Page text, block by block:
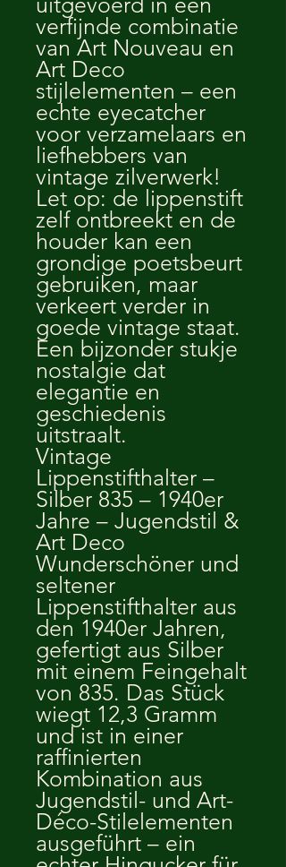
verfijnde combinatie
van Art Nouveau en
Art Deco
stijlelementen – een
echte eyecatcher
voor verzamelaars en
liefhebbers van
vintage zilverwerk!
Let op: de lippenstift
zelf ontbreekt en de
houder kan een
grondige poetsbeurt
gebruiken, maar
verkeert verder in
goede vintage staat.
Een bijzonder stukje
nostalgie dat
elegantie en
geschiedenis
uitstraalt.
Vintage
Lippenstifthalter –
Silber 835 – 1940er
Jahre – Jugendstil &
Art Deco
Wunderschöner und
seltener
Lippenstifthalter aus
den 1940er Jahren,
gefertigt aus Silber
mit einem Feingehalt
von 835. Das Stück
wiegt 12,3 Gramm
und ist in einer
raffinierten
Kombination aus
Jugendstil- und Art-
Déco-Stilelementen
ausgeführt – ein